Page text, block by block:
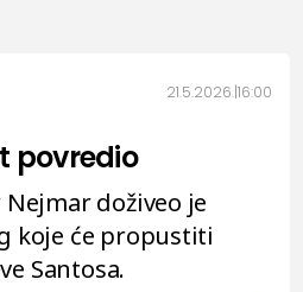
21.5.2026. 16:00
povredio
doživeo je
koje će propustiti
Santosa.